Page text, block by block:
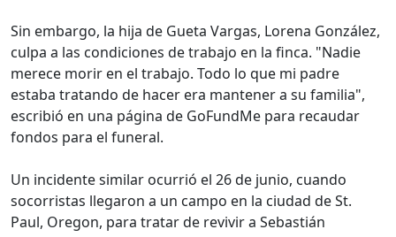
Sin embargo, la hija de Gueta Vargas, Lorena González,
culpa a las condiciones de trabajo en la finca. "Nadie
merece morir en el trabajo. Todo lo que mi padre
estaba tratando de hacer era mantener a su familia",
escribió en una página de GoFundMe para recaudar
fondos para el funeral.
Un incidente similar ocurrió el 26 de junio, cuando
socorristas llegaron a un campo en la ciudad de St.
Paul, Oregon, para tratar de revivir a Sebastián